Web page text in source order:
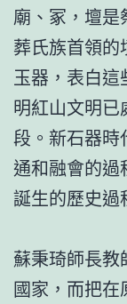
廟、冢，壇
葬氏族首領
玉器，表白
明紅山文明已
段。新石器時
通和融會的過
誕生的歷史過
蘇秉琦師長教
國家，而把